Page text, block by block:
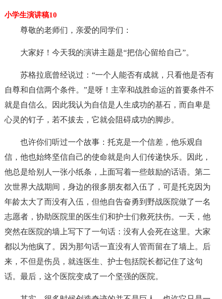
小学生演讲稿10
尊敬的老师们，亲爱的同学们：
大家好！今天我的演讲主题是“把信心留给自己”。
苏格拉底曾经说过：“一个人能否有成就，只看他是否有
自尊和自信两个条件。”是呀！主宰和战胜命运的首要条件不
就是自信么。因此我认为自信是人生成功的基石，而自卑是
心灵的钉子，若不拔去，它就会阻碍成功的脚步。
也许你们听过一个故事：托克是一个信差，他乐观自
信，他也始终坚信自己的使命就是向人们传递快乐。因此，
他总是给别人一张小纸条，上面写着一些鼓励的话语。第二
次世界大战期间，身边的很多朋友都入伍了，可是托克因为
年龄太大了而没有入伍，但他自告奋勇到野战医院做了一名
志愿者，协助医院里的医生们和护士们救死扶伤。一天，他
突然在医院的墙上写下了一句话：没有人会死在这里。大家
都以为他疯了。因为那句话一直没有人管而留在了墙上。后
来，不但是伤员，就连医生、护士包括院长都记住了这句
话。最后，这个医院变成了一个坚强的医院。